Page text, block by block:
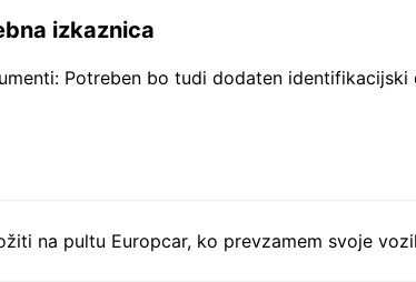
izkaznica
Potreben bo tudi dodaten
na pultu Europcar, ko prevzamem svoje